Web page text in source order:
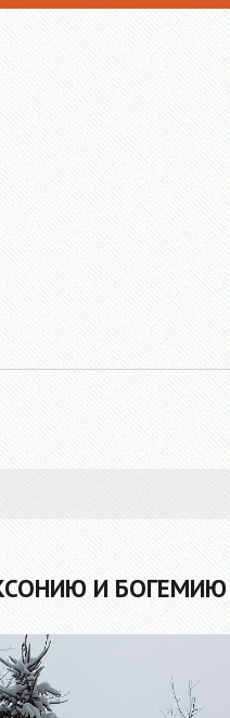
И БОГЕМИЮ